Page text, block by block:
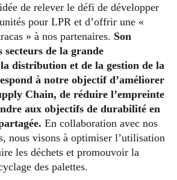
de relever le défi de développer
pour LPR et d’offrir une «
» à nos partenaires. Son
secteurs de la grande
distribution et de la gestion de la
à notre objectif d’améliorer
Chain, de réduire l’empreinte
aux objectifs de durabilité en
En collaboration avec nos
nous visons à optimiser l’utilisation
les déchets et promouvoir la
des palettes.